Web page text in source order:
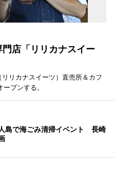
店「リリカナスイー
リカナスイーツ）直売所＆カフ
プンする。
島で海ごみ清掃イベント 長崎